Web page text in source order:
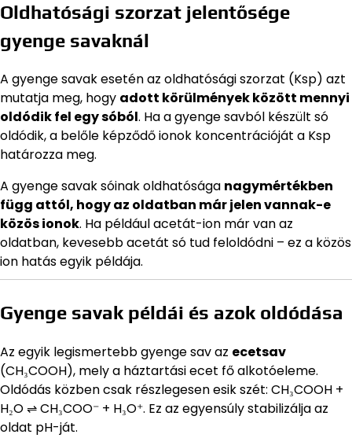
Oldhatósági szorzat jelentősége
gyenge savaknál
A gyenge savak esetén az oldhatósági szorzat (Ksp) azt
mutatja meg, hogy adott körülmények között mennyi
oldódik fel egy sóból. Ha a gyenge savból készült só
oldódik, a belőle képződő ionok koncentrációját a Ksp
határozza meg.
A gyenge savak sóinak oldhatósága nagymértékben
függ attól, hogy az oldatban már jelen vannak-e
közös ionok. Ha például acetát-ion már van az
oldatban, kevesebb acetát só tud feloldódni – ez a közös
ion hatás egyik példája.
Gyenge savak példái és azok oldódása
Az egyik legismertebb gyenge sav az ecetsav
(CH₃COOH), mely a háztartási ecet fő alkotóeleme.
Oldódás közben csak részlegesen esik szét: CH₃COOH +
H₂O ⇌ CH₃COO⁻ + H₃O⁺. Ez az egyensúly stabilizálja az
oldat pH-ját.